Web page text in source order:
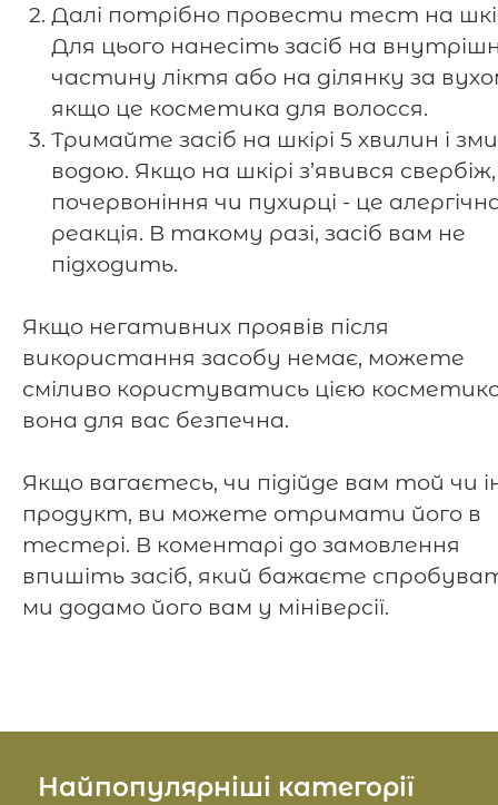
Далі потрібно провести тест на
Для цього нанесіть засіб на
частину ліктя або на ділянку за
якщо це косметика для волосся.
Тримайте засіб на шкірі 5 хвилин і
водою. Якщо на шкірі з’явився свербіж,
почервоніння чи пухирці - це
реакція. В такому разі, засіб вам не
підходить.
Якщо негативних проявів після
використання засобу немає, можете
сміливо користуватись цією
вона для вас безпечна.
Якщо вагаєтесь, чи підійде вам той чи
продукт, ви можете отримати його в
тестері. В коментарі до замовлення
впишіть засіб, який бажаєте
ми додамо його вам у мініверсії.
Найпопулярніші категорії